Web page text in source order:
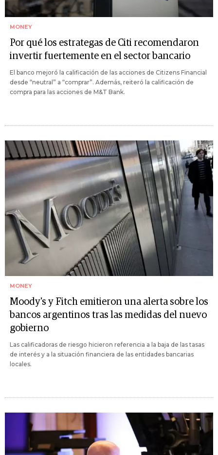
MONEY
Por qué los estrategas de Citi recomendaron
invertir fuertemente en el sector bancario
El banco mejoró la calificación de las acciones de Citizens Financial
desde “neutral” a “comprar”. Además, reiteró la calificación de
compra para las acciones de M&T Bank.
MONEY
Moody's y Fitch emitieron una alerta sobre los
bancos argentinos tras las medidas del nuevo
gobierno
Las calificadoras de riesgo hicieron referencia a la baja de las tasas
de interés y a la situación financiera de las entidades bancarias
locales.